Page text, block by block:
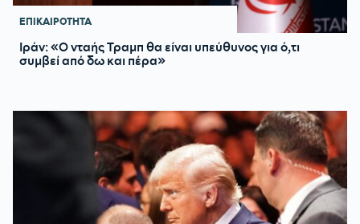
ΕΠΙΚΑΙΡΟΤΗΤΑ
Ιράν: «Ο νταής Τραμπ θα είναι υπεύθυνος για ό,τι
συμβεί από δω και πέρα»